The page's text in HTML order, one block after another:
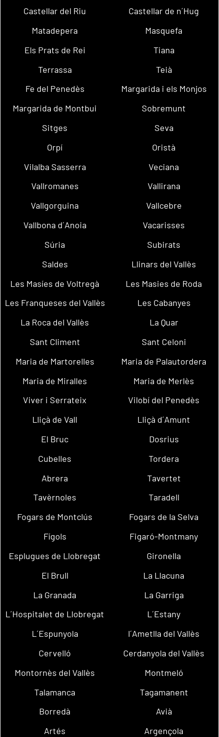
Castellar del Riu
Castellar de n´Hug
Matadepera
Masquefa
Els Prats de Rei
Tiana
Terrassa
Teià
Fe del Penedès
Margarida i els Monjos
Margarida de Montbui
Sobremunt
Sitges
Seva
Orpí
Oristà
Vilalba Sasserra
Veciana
Vallromanes
Vallirana
Vallgorguina
Vallcebre
Vallbona d´Anoia
Vacarisses
Súria
Subirats
Saldes
Llinars del Vallès
Les Masíes de Voltregà
Les Masies de Roda
Les Franqueses del Vallès
Les Cabanyes
La Roca del Vallès
La Quar
Sant Climent
Sant Celoni
Maria de Martorelles
Maria de Palautordera
Maria de Miralles
Maria de Merlès
Viver i Serrateix
Vilobí del Penedès
Lliçà de Vall
Lliçà d´Amunt
El Bruc
Dosrius
Cubelles
Tordera
Abrera
Tavertet
Tavèrnoles
Taradell
Fogars de Montclús
Fogars de la Selva
Fígols
Figaró-Montmany
Esplugues de Llobregat
Gironella
El Brull
La Llacuna
La Granada
La Garriga
L´Hospitalet de Llobregat
L´Estany
L´Espunyola
l´Ametlla del Vallès
Cervelló
Cerdanyola del Vallès
Montornès del Vallès
Montmeló
Talamanca
Tagamanent
Borredà
Avià
Artés
Argençola